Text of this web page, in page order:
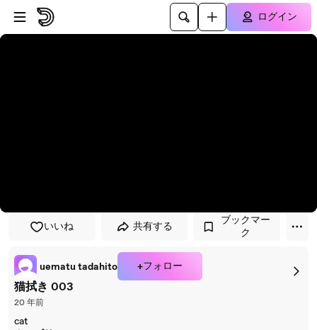
プレイヤーにスキップ
メインコンテンツにスキップ
ログイン
いいね 共有する
ブックマー
ク
uematu tadahito +フォロー
猫拭き 003
20 年前
cat